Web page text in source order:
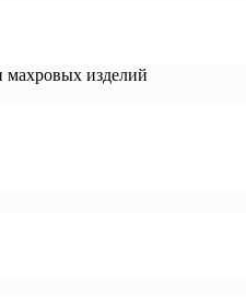
махровых изделий